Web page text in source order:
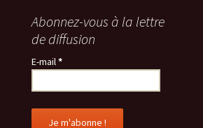
Abonnez-vous à la lettre
de diffusion
E-mail*